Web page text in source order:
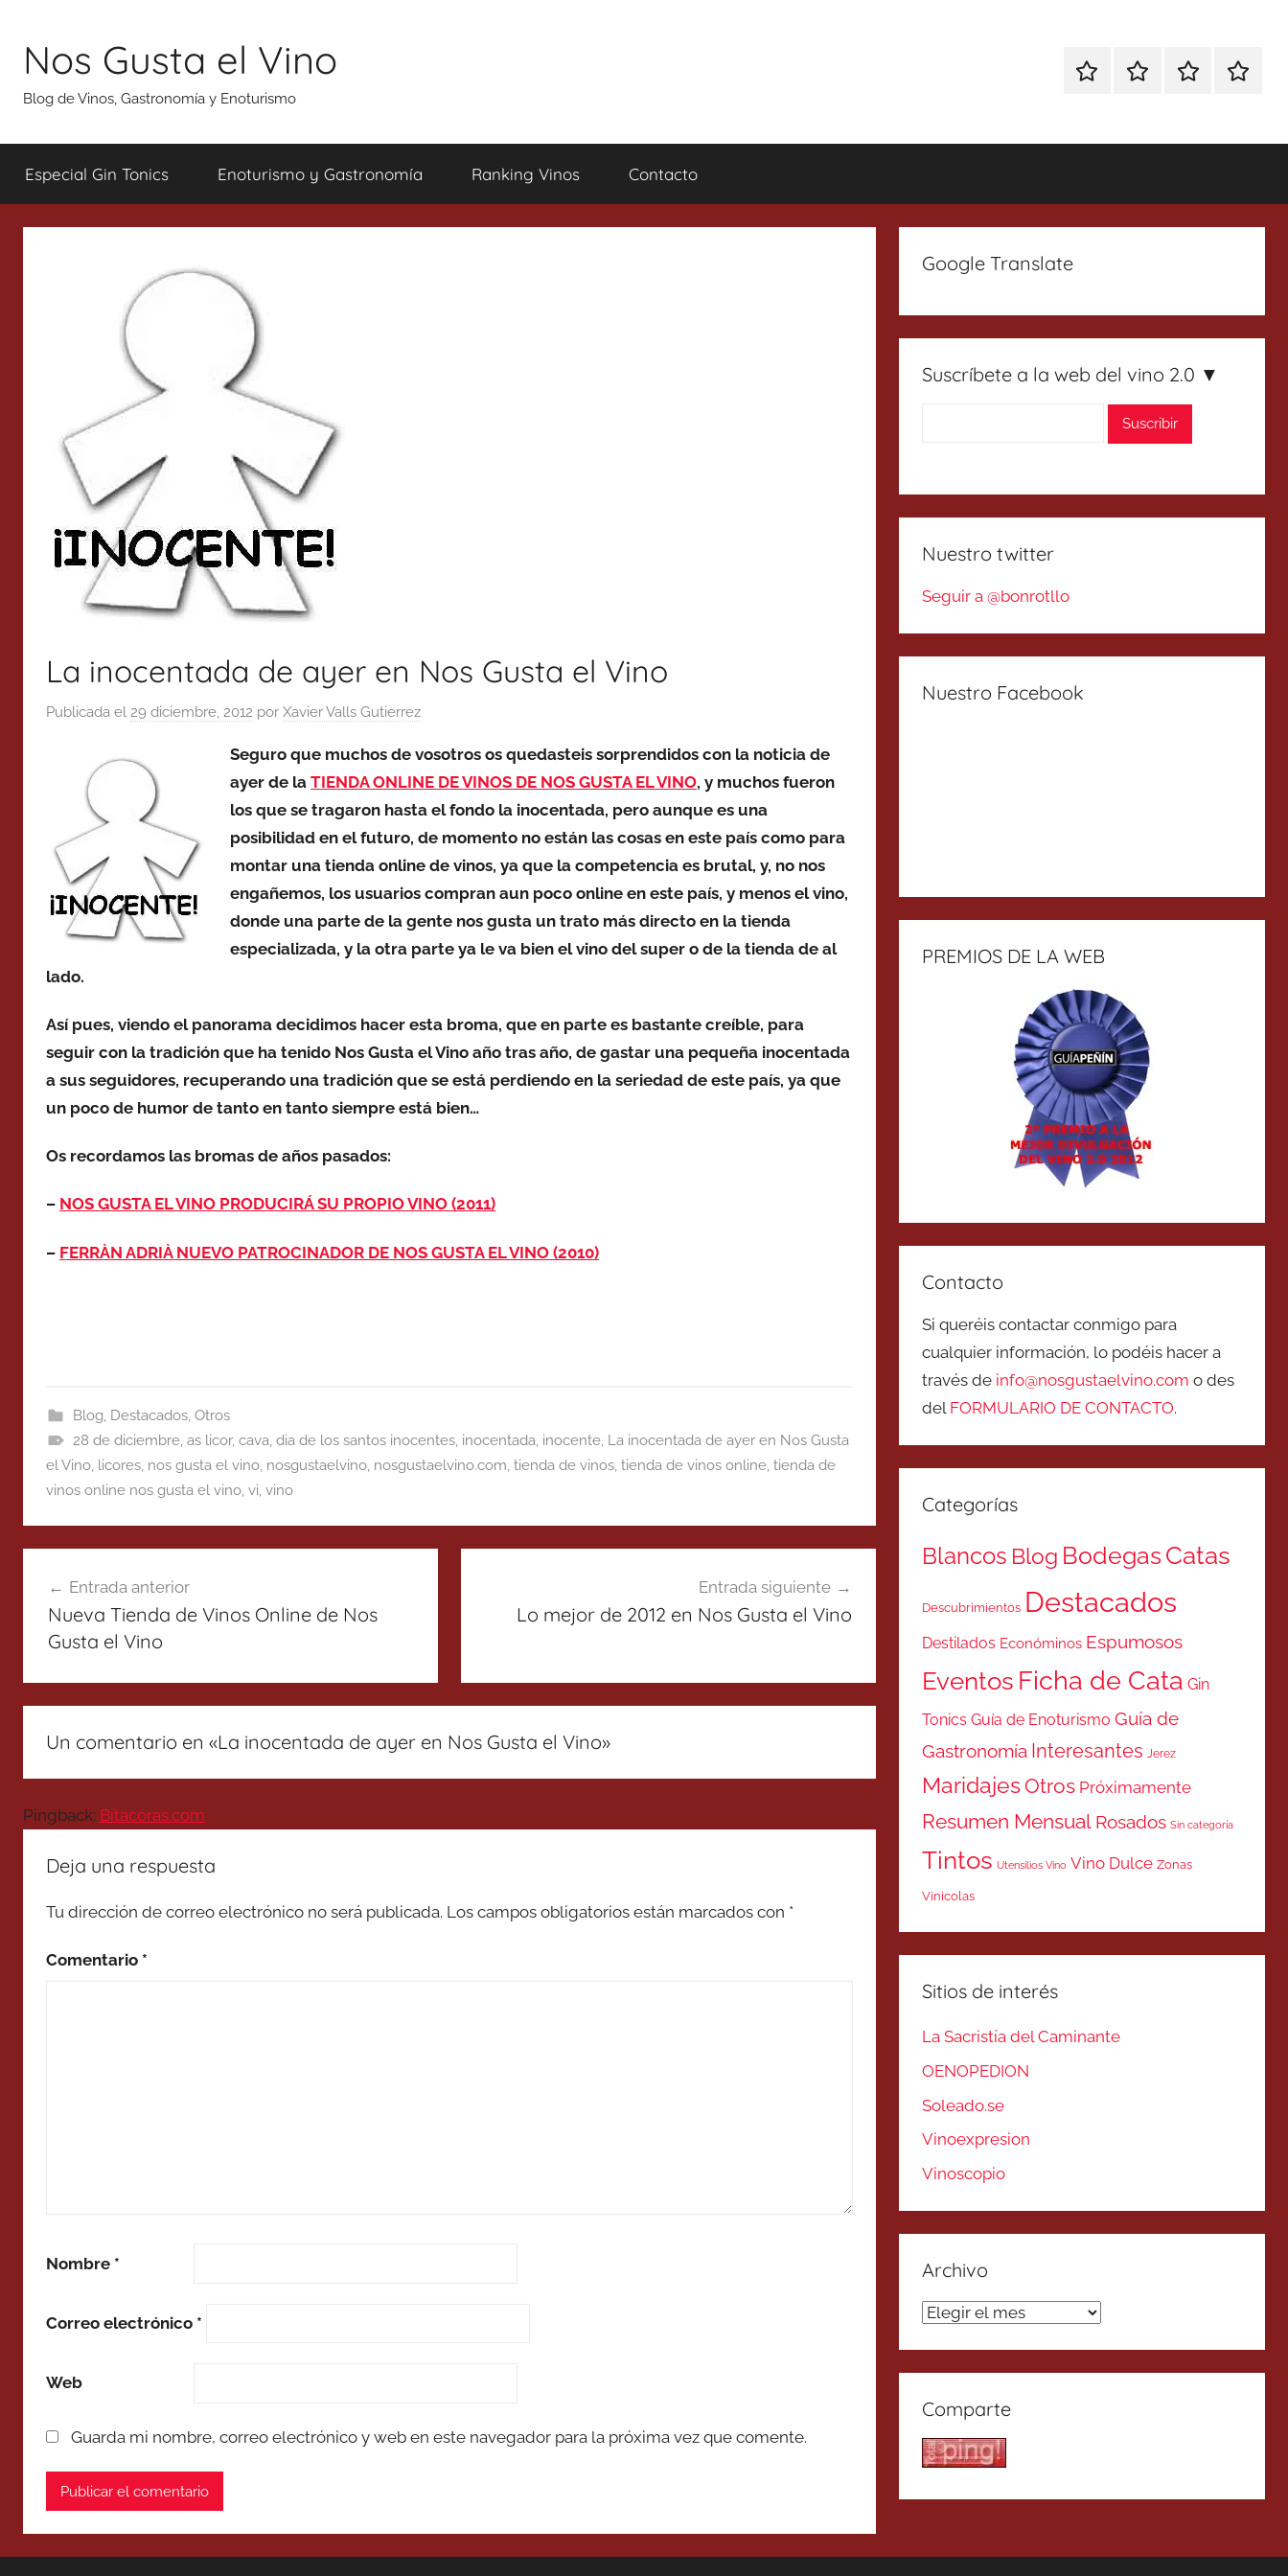
contenido
Nos Gusta el Vino
Blog de Vinos, Gastronomía y Enoturismo
EspecialEnoturismoRanking
Especial Gin Tonics Enoturismo y Gastronomía Ranking Vinos Contacto
La inocentada de ayer en Nos Gusta el Vino
Publicada el 29 diciembre, 2012 por Xavier Valls Gutierrez
Seguro que muchos de vosotros os quedasteis sorprendidos con la noticia de
ayer de la TIENDA ONLINE DE VINOS DE NOS GUSTA EL VINO, y muchos fueron
los que se tragaron hasta el fondo la inocentada, pero aunque es una
posibilidad en el futuro, de momento no están las cosas en este país como para
montar una tienda online de vinos, ya que la competencia es brutal, y, no nos
engañemos, los usuarios compran aun poco online en este país, y menos el vino,
donde una parte de la gente nos gusta un trato más directo en la tienda
especializada, y la otra parte ya le va bien el vino del super o de la tienda de al
lado.
Así pues, viendo el panorama decidimos hacer esta broma, que en parte es bastante creíble, para
seguir con la tradición que ha tenido Nos Gusta el Vino año tras año, de gastar una pequeña inocentada
a sus seguidores, recuperando una tradición que se está perdiendo en la seriedad de este país, ya que
un poco de humor de tanto en tanto siempre está bien…
Os recordamos las bromas de años pasados:
– NOS GUSTA EL VINO PRODUCIRÁ SU PROPIO VINO (2011)
– FERRÀN ADRIÀ NUEVO PATROCINADOR DE NOS GUSTA EL VINO (2010)
Blog, Destacados, Otros
28 de diciembre, as licor, cava, dia de los santos inocentes, inocentada, inocente, La inocentada de ayer en Nos Gusta
el Vino, licores, nos gusta el vino, nosgustaelvino, nosgustaelvino.com, tienda de vinos, tienda de vinos online, tienda de
vinos online nos gusta el vino, vi, vino
de
entradas
Entrada anterior
Nueva Tienda de Vinos Online de Nos
Gusta el Vino
Entrada siguiente
Lo mejor de 2012 en Nos Gusta el Vino
Un comentario en «La inocentada de ayer en Nos Gusta el Vino»
Pingback: Bitacoras.com
Deja una respuesta
Tu dirección de correo electrónico no será publicada. Los campos obligatorios están marcados con *
Comentario *
Nombre *
Correo electrónico *
Web
Guarda mi nombre, correo electrónico y web en este navegador para la próxima vez que comente.
Google Translate
Suscríbete a la web del vino 2.0 ▼
Nuestro twitter
Seguir a @bonrotllo
Nuestro Facebook
PREMIOS DE LA WEB
Contacto
Si queréis contactar conmigo para
cualquier información, lo podéis hacer a
través de info@nosgustaelvino.com o des
del FORMULARIO DE CONTACTO.
Categorías
Blancos Blog BodegasCatas
Descubrimientos Destacados
Destilados Económinos Espumosos
Eventos Ficha de Cata Gin
Tonics Guía de Enoturismo Guía de
Gastronomía Interesantes Jerez
MaridajesOtros Próximamente
Resumen Mensual Rosados Sin categoría
Tintos Utensilios Vino Vino Dulce Zonas
Vinicolas
Sitios de interés
La Sacristía del Caminante
OENOPEDION
Soleado.se
Vinoexpresion
Vinoscopio
Archivo
Archivo
Comparte